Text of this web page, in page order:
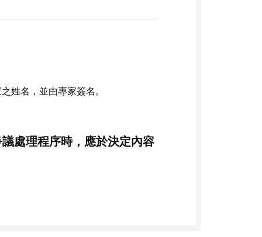
姓名，並由專家簽名。
處理程序時，應於決定內容